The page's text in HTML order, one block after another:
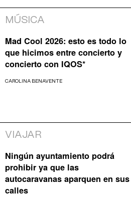
MÚSICA
Mad Cool 2026: esto es todo lo
que hicimos entre concierto y
concierto con IQOS*
CAROLINA BENAVENTE
VIAJAR
Ningún ayuntamiento podrá
prohibir ya que las
autocaravanas aparquen en sus
calles